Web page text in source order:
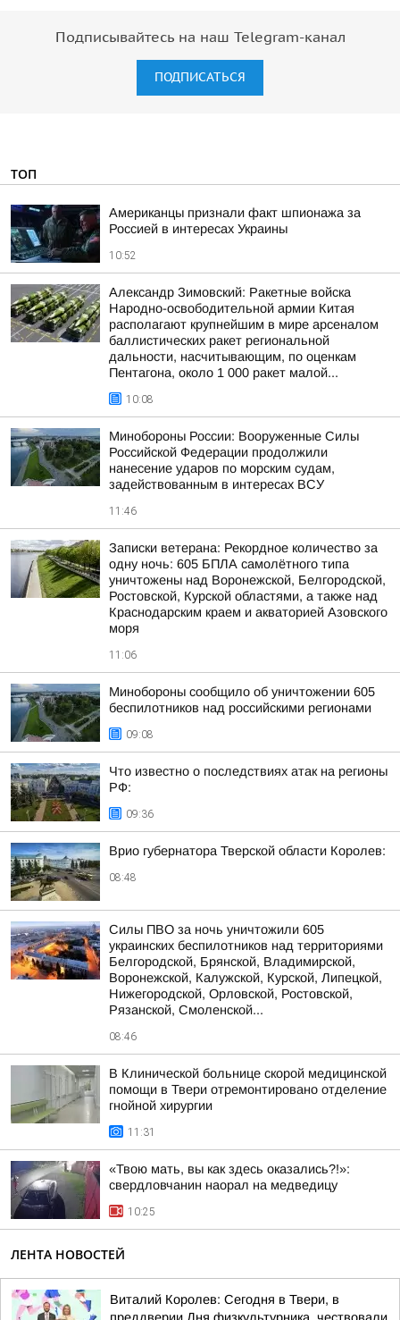
Подписывайтесь на наш Telegram-канал
ПОДПИСАТЬСЯ
ТОП
Американцы признали факт шпионажа за
Россией в интересах Украины
10:52
Александр Зимовский: Ракетные войска
Народно-освободительной армии Китая
располагают крупнейшим в мире арсеналом
баллистических ракет региональной
дальности, насчитывающим, по оценкам
Пентагона, около 1 000 ракет малой...
10:08
Минобороны России: Вооруженные Силы
Российской Федерации продолжили
нанесение ударов по морским судам,
задействованным в интересах ВСУ
11:46
Записки ветерана: Рекордное количество за
одну ночь: 605 БПЛА самолётного типа
уничтожены над Воронежской, Белгородской,
Ростовской, Курской областями, а также над
Краснодарским краем и акваторией Азовского
моря
11:06
Минобороны сообщило об уничтожении 605
беспилотников над российскими регионами
09:08
Что известно о последствиях атак на регионы
РФ:
09:36
Врио губернатора Тверской области Королев:
08:48
Силы ПВО за ночь уничтожили 605
украинских беспилотников над территориями
Белгородской, Брянской, Владимирской,
Воронежской, Калужской, Курской, Липецкой,
Нижегородской, Орловской, Ростовской,
Рязанской, Смоленской...
08:46
В Клинической больнице скорой медицинской
помощи в Твери отремонтировано отделение
гнойной хирургии
11:31
«Твою мать, вы как здесь оказались?!»:
свердловчанин наорал на медведицу
10:25
ЛЕНТА НОВОСТЕЙ
Виталий Королев: Сегодня в Твери, в